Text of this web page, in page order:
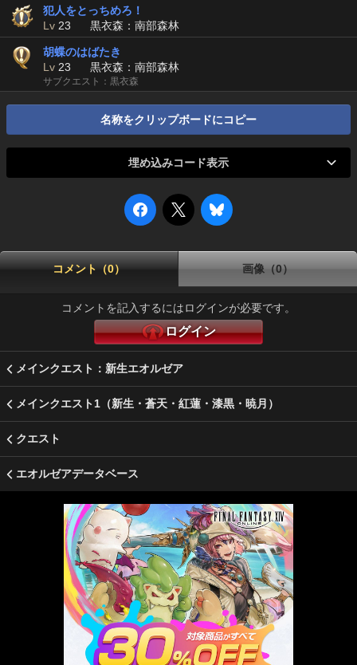
犯人をとっちめろ！
Lv 23 黒衣森：南部森林
胡蝶のはばたき
Lv 23 黒衣森：南部森林
サブクエスト：黒衣森
名称をクリップボードにコピー
埋め込みコード表示
コメント（0） 画像（0）
コメントを記入するにはログインが必要です。
ログイン
メインクエスト：新生エオルゼア
メインクエスト1（新生・蒼天・紅蓮・漆黒・暁月）
クエスト
エオルゼアデータベース